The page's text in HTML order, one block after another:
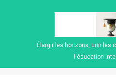
Élargir les horizons, unir les
l'éducation